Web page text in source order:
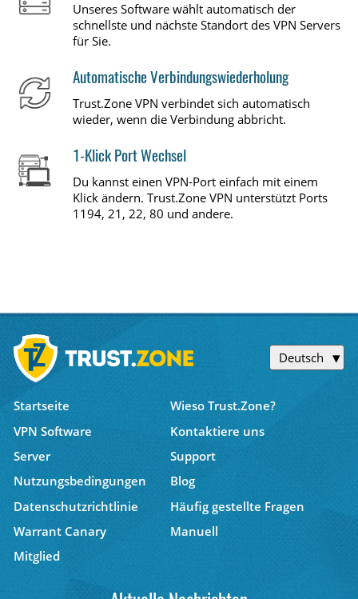
Unseres Software wählt automatisch der
schnellste und nächste Standort des VPN Servers
für Sie.
Automatische Verbindungswiederholung
Trust.Zone VPN verbindet sich automatisch
wieder, wenn die Verbindung abbricht.
1-Klick Port Wechsel
Du kannst einen VPN-Port einfach mit einem
Klick ändern. Trust.Zone VPN unterstützt Ports
1194, 21, 22, 80 und andere.
Deutsch
Startseite
Wieso Trust.Zone?
VPN Software
Kontaktiere uns
Server
Support
Nutzungsbedingungen
Blog
Datenschutzrichtlinie
Häufig gestellte Fragen
Warrant Canary
Manuell
Mitglied